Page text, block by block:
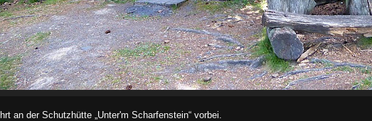
an der Schutzhütte „Unter'm Scharfenstein“ vorbei.